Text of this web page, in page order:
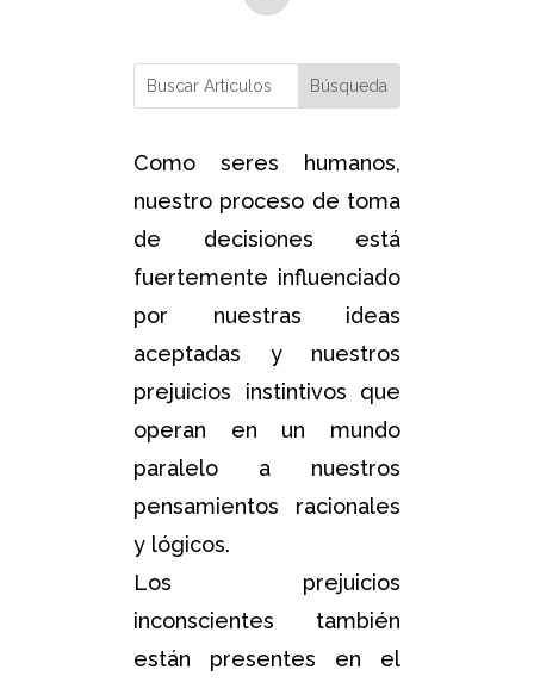
Como seres humanos,
nuestro proceso de toma
de decisiones está
fuertemente influenciado
por nuestras ideas
aceptadas y nuestros
prejuicios instintivos que
operan en un mundo
paralelo a nuestros
pensamientos racionales
y lógicos.
Los prejuicios
inconscientes también
están presentes en el